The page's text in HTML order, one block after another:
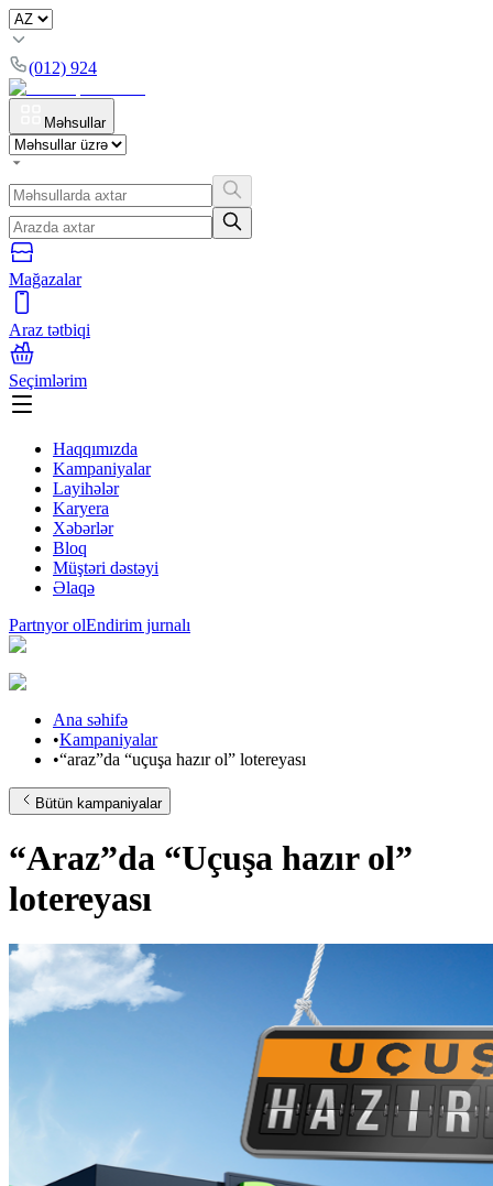
(012) 924
Məhsullar
Mağazalar
Araz tətbiqi
Seçimlərim
Haqqımızda
Kampaniyalar
Layihələr
Karyera
Xəbərlər
Bloq
Müştəri dəstəyi
Əlaqə
Partnyor olEndirim jurnalı
Ana səhifə
•Kampaniyalar
•“araz”da “uçuşa hazır ol” lotereyası
Bütün kampaniyalar
“Araz”da “Uçuşa hazır ol”
lotereyası